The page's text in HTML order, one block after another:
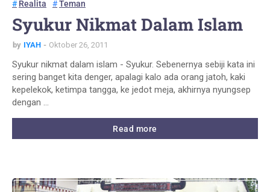
Realita Teman
Syukur Nikmat Dalam Islam
by IYAH Oktober 26, 2011
Syukur nikmat dalam islam - Syukur. Sebenernya sebiji kata ini
sering banget kita denger, apalagi kalo ada orang jatoh, kaki
kepelekok, ketimpa tangga, ke jedot meja, akhirnya nyungsep
dengan …
Read more